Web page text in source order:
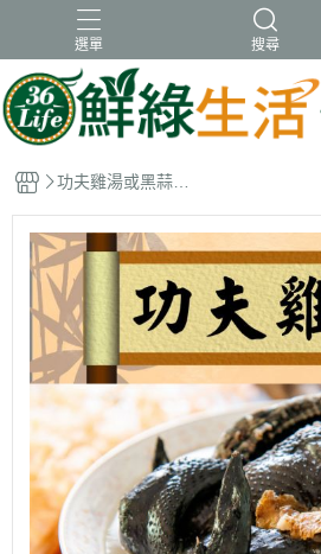
選單 搜尋
功夫雞湯或黑蒜蟲
出貨)